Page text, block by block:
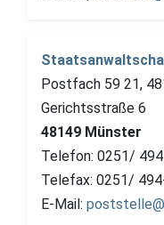
Postfach 59 21,
Gerichtsstraße 6
48149 Münster
Telefon: 0251/
Telefax: 0251/
E-Mail: